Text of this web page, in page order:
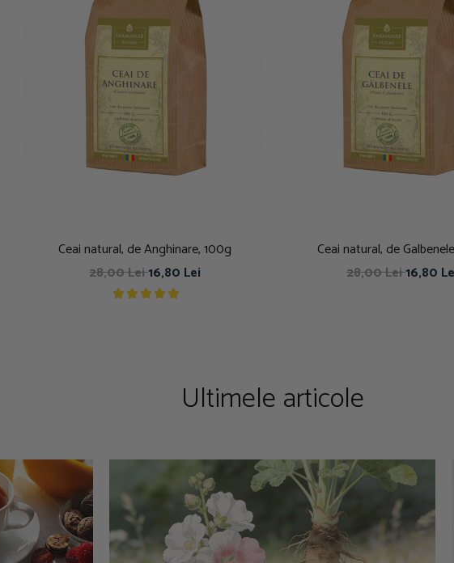
Ceai natural, de Anghinare, 100g
28,00 Lei16,80 Lei
Ceai natural, de
28,00 Lei16,80
Ultimele articole